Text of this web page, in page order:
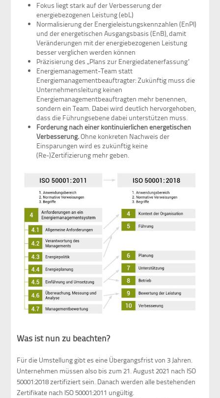
Fokus liegt stark auf der Verbesserung der
energiebezogenen Leistung (ebL)
Normalisierung der Energieleistungskennzahlen (EnPI)
und der energetischen Ausgangsbasis (EnB), damit
Veränderungen mit der energiebezogenen Leistung
besser verglichen werden können
Präzisierung des „Plans zur Energiedatenerfassung“
Energiemanagement-Team statt
Energiemanagementbeauftragter: Zukünftig muss die
Unternehmensleitung keinen
Energiemanagementbeauftragten mehr benennen,
sondern ein Team. Dabei wird deutlich hervorgehoben,
dass die Führungsebene dabei unterstützen muss.
Forderung nach einer kontinuierlichen energetischen
Verbesserung.Ohne konkreten Nachweis der
Einsparungen wird es zukünftig keine
(Re-)Zertifizierung mehr geben.
Was ist nun zu beachten?
Für die Umstellung gibt es eine Übergangsfrist von 3 Jahren.
Unternehmen müssen also bis zum 21. August 2021 nach ISO
50001:2018 zertifiziert sein. Danach werden alle bestehenden
Zertifikate nach ISO 50001:2011 ungültig.